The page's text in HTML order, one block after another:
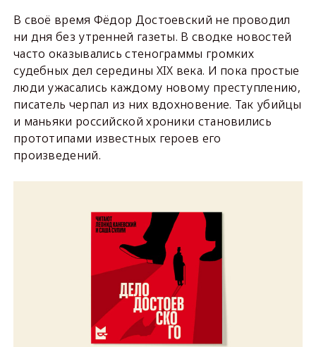
В своё время Фёдор Достоевский не проводил
ни дня без утренней газеты. В сводке новостей
часто оказывались стенограммы громких
судебных дел середины XIX века. И пока простые
люди ужасались каждому новому преступлению,
писатель черпал из них вдохновение. Так убийцы
и маньяки российской хроники становились
прототипами известных героев его
произведений.